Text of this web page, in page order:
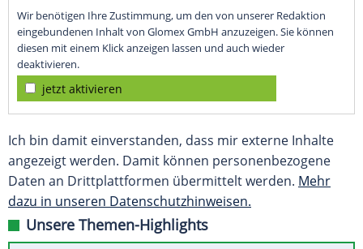
Wir benötigen Ihre Zustimmung, um den von unserer Redaktion
eingebundenen Inhalt von Glomex GmbH anzuzeigen. Sie können
diesen mit einem Klick anzeigen lassen und auch wieder
deaktivieren.
jetzt aktivieren
Ich bin damit einverstanden, dass mir externe Inhalte
angezeigt werden. Damit können personenbezogene
Daten an Drittplattformen übermittelt werden. Mehr
dazu in unseren Datenschutzhinweisen.
Unsere Themen-Highlights